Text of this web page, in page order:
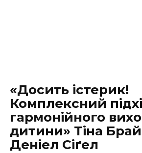
«Досить істерик!
Комплексний
гармонійного
дитини» Тіна
Деніел Сіґел